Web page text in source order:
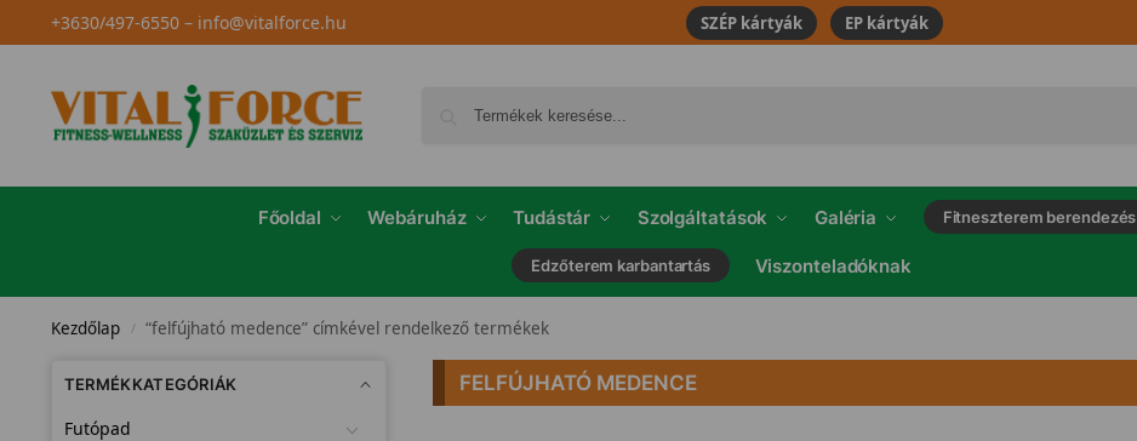
+3630/497-6550– info@vitalforce.hu SZÉP kártyák EP kártyák
Főoldal Webáruház Tudástár Szolgáltatások Galéria Fitneszterem berendezés
Edzőterem karbantartás Viszonteladóknak
Kezdőlap / “felfújható medence” címkével rendelkező termékek
FELFÚJHATÓ MEDENCE
TERMÉKKATEGÓRIÁK
Futópad